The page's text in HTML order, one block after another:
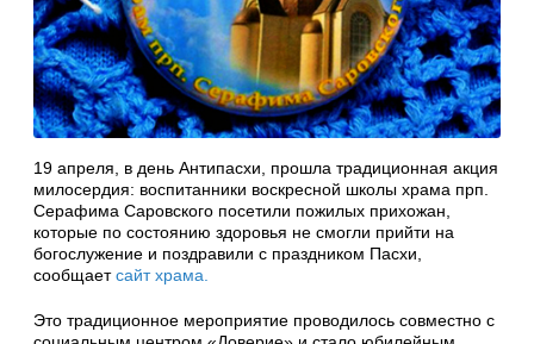
19 апреля, в день Антипасхи, прошла традиционная акция
милосердия: воспитанники воскресной школы храма прп.
Серафима Саровского посетили пожилых прихожан,
которые по состоянию здоровья не смогли прийти на
богослужение и поздравили с праздником Пасхи,
сообщаетсайт храма.
Это традиционное мероприятие проводилось совместно с